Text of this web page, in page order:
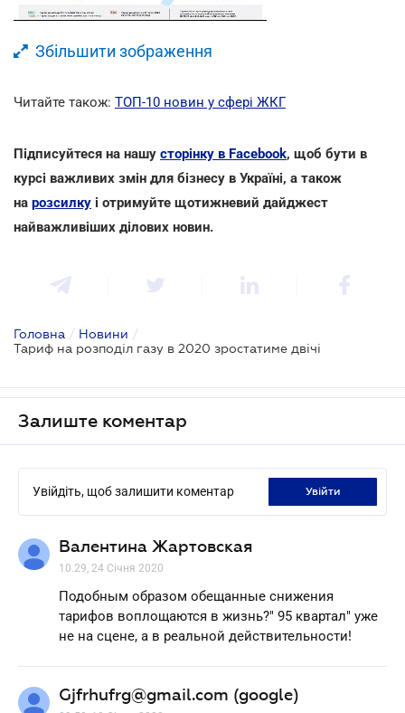
Збільшити зображення
Читайте також: ТОП-10 новин у сфері ЖКГ
Підписуйтеся на нашу сторінку в Facebook, щоб бути в
курсі важливих змін для бізнесу в Україні, а також
на розсилку і отримуйте щотижневий дайджест
найважливіших ділових новин.
Головна / Новини /
Тариф на розподіл газу в 2020 зростатиме двічі
Залиште коментар
Увійдіть, щоб залишити коментар увійти
Валентина Жартовская
10.29, 24 Січня 2020
Подобным образом обещанные снижения
тарифов воплощаются в жизнь?" 95 квартал" уже
не на сцене, а в реальной действительности!
Gjfrhufrg@gmail.com (google)